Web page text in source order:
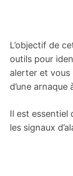
L’objectif de
outils pour
alerter et vous
d’une arnaque
Il est essentiel
les signaux